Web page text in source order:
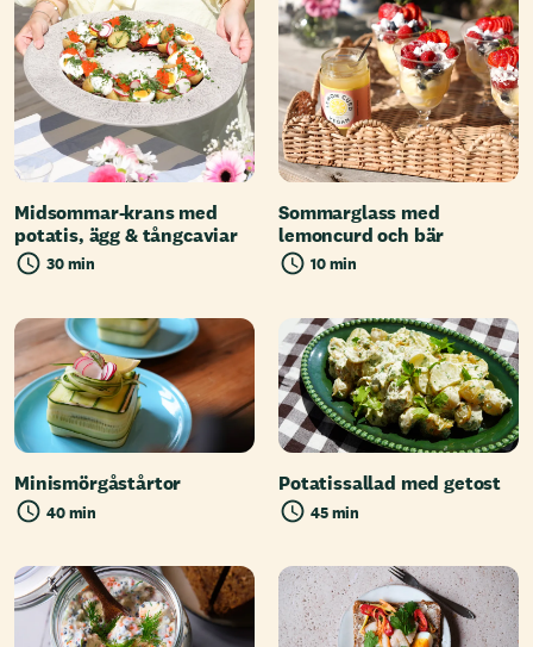
Midsommar-krans med
potatis, ägg & tångcaviar
30 min
Sommarglass med
lemoncurd och bär
10 min
Minismörgåstårtor
40 min
Potatissallad med getost
45 min